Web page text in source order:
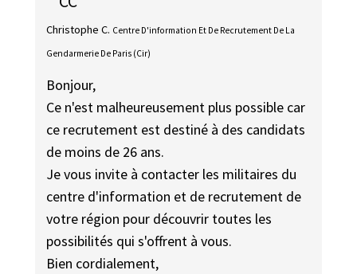
Christophe C. Centre D'information Et De Recrutement De La
Gendarmerie De Paris (Cir)
Bonjour,
Ce n'est malheureusement plus possible car
ce recrutement est destiné à des candidats
de moins de 26 ans.
Je vous invite à contacter les militaires du
centre d'information et de recrutement de
votre région pour découvrir toutes les
possibilités qui s'offrent à vous.
Bien cordialement,